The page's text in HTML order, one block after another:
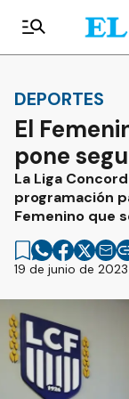
DEPORTES
El
pone
La Liga
programación
Femenino que
19 de junio de